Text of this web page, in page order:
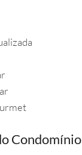
Condomínio